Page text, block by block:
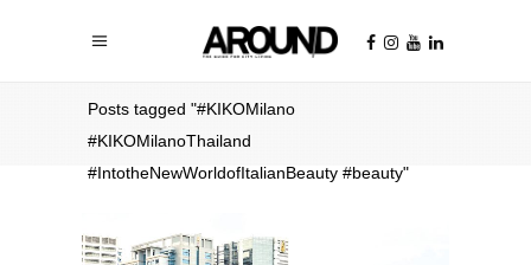
Posts tagged "#KIKOMilano
#KIKOMilanoThailand
#IntotheNewWorldofItalianBeauty #beauty"